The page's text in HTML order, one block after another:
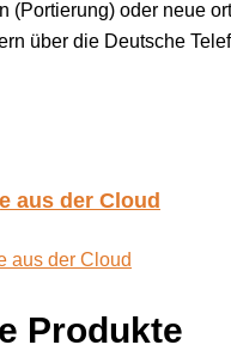
(Portierung) oder neue
über die Deutsche
aus der Cloud
Produkte